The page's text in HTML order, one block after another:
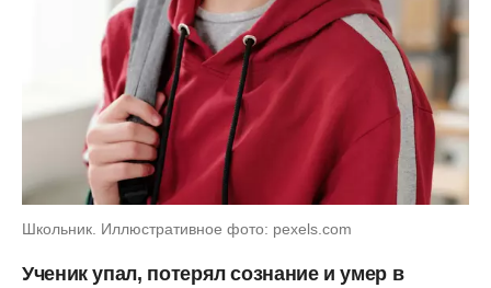
Школьник. Иллюстративное фото: pexels.com
Ученик упал, потерял сознание и умер в